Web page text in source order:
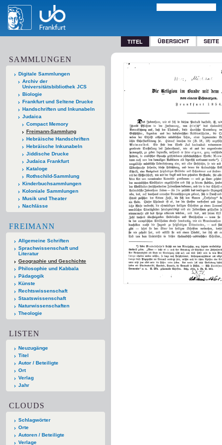
TITEL ÜBERSICHT SEITE
SAMMLUNGEN
Digitale Sammlungen
Archiv der
Universitätsbibliothek JCS
Biologie
Frankfurt und Seltene Drucke
Handschriften und Inkunabeln
Judaica
Compact Memory
Freimann-Sammlung
Hebräische Handschriften
Hebräische Inkunabeln
Jiddische Drucke
Judaica Frankfurt
Kataloge
Rothschild-Sammlung
Kinderbuchsammlungen
Koloniale Sammlungen
Musik und Theater
Nachlässe
FREIMANN
Allgemeine Schriften
Sprachwissenschaft und
Literatur
Geographie und Geschichte
Philosophie und Kabbala
Pädagogik
Künste
Rechtswissenschaft
Staatswissenschaft
Naturwissenschaften
Theologie
LISTEN
Neuzugänge
Titel
Autor / Beteiligte
Ort
Verlag
Jahr
CLOUDS
Schlagwörter
Orte
Autoren / Beteiligte
Verlage